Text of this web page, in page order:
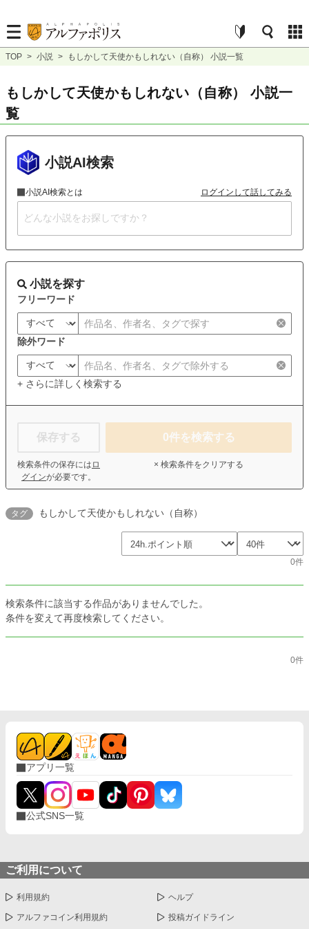
TOP > 小説 > もしかして天使かもしれない（自称） 小説一覧
もしかして天使かもしれない（自称） 小説一
覧
小説AI検索
小説AI検索とは ログインして話してみる
小説を探す
フリーワード
除外ワード
+ さらに詳しく検索する
保存する
検索条件の保存には ロ
グインが必要です。
0件を検索する
× 検索条件をクリアする
タグ もしかして天使かもしれない（自称）
0件
検索条件に該当する作品がありませんでした。
条件を変えて再度検索してください。
0件
アプリ一覧
公式SNS一覧
ご利用について
利用規約 ヘルプ
アルファコイン利用規約 投稿ガイドライン